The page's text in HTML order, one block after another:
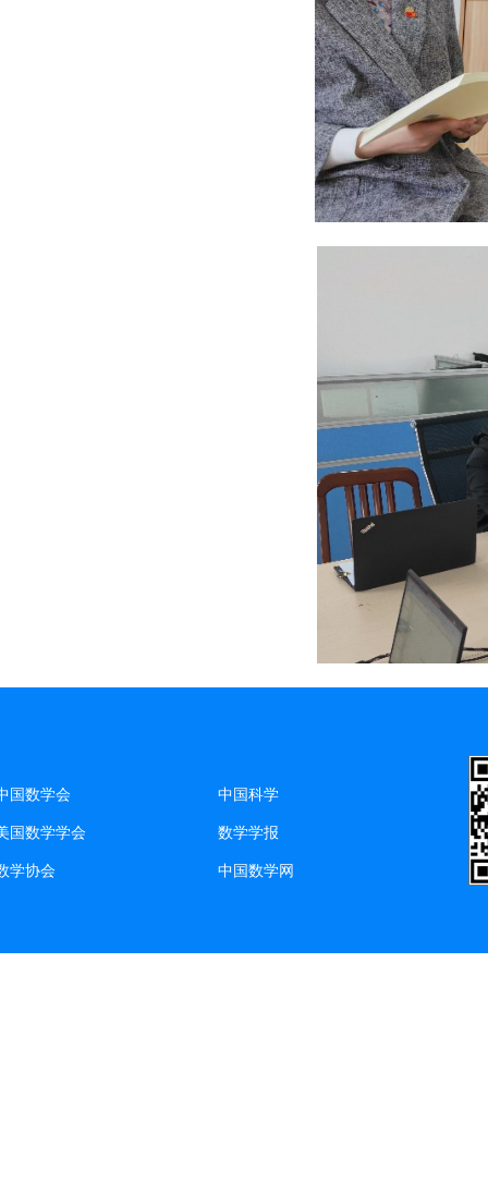
国数学会 中国科学
国数学学会 数学学报
学协会 中国数学网